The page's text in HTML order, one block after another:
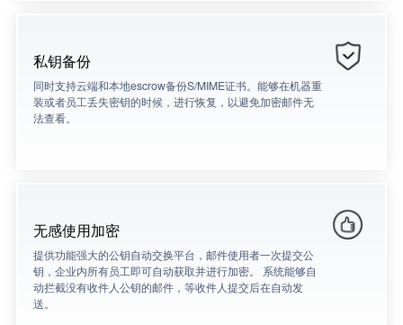
私钥备份
同时支持云端和本地escrow备份S/MIME证书。能够在机器重
装或者员工丢失密钥的时候，进行恢复，以避免加密邮件无
法查看。
无感使用加密
提供功能强大的公钥自动交换平台，邮件使用者一次提交公
钥，企业内所有员工即可自动获取并进行加密。 系统能够自
动拦截没有收件人公钥的邮件，等收件人提交后在自动发
送。